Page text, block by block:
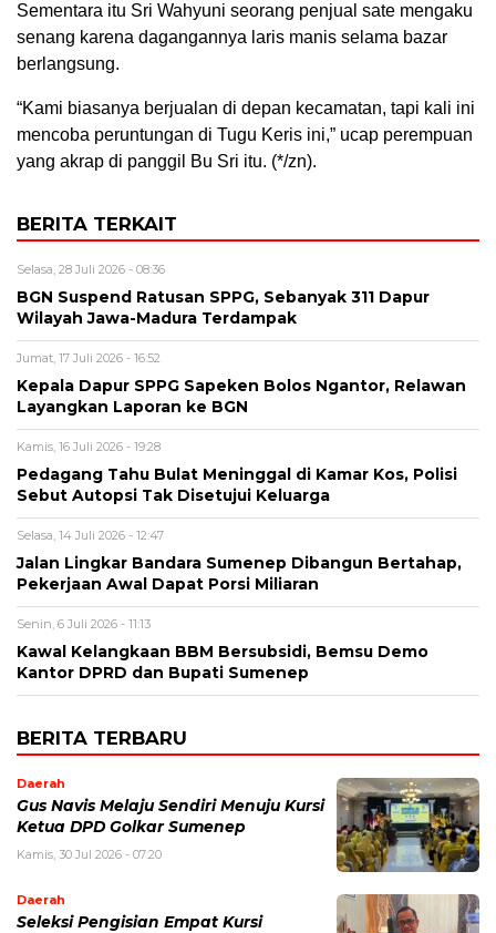
Sementara itu Sri Wahyuni seorang penjual sate mengaku
senang karena dagangannya laris manis selama bazar
berlangsung.
“Kami biasanya berjualan di depan kecamatan, tapi kali ini
mencoba peruntungan di Tugu Keris ini,” ucap perempuan
yang akrap di panggil Bu Sri itu. (*/zn).
BERITA TERKAIT
Selasa, 28 Juli 2026 - 08:36
BGN Suspend Ratusan SPPG, Sebanyak 311 Dapur
Wilayah Jawa-Madura Terdampak
Jumat, 17 Juli 2026 - 16:52
Kepala Dapur SPPG Sapeken Bolos Ngantor, Relawan
Layangkan Laporan ke BGN
Kamis, 16 Juli 2026 - 19:28
Pedagang Tahu Bulat Meninggal di Kamar Kos, Polisi
Sebut Autopsi Tak Disetujui Keluarga
Selasa, 14 Juli 2026 - 12:47
Jalan Lingkar Bandara Sumenep Dibangun Bertahap,
Pekerjaan Awal Dapat Porsi Miliaran
Senin, 6 Juli 2026 - 11:13
Kawal Kelangkaan BBM Bersubsidi, Bemsu Demo
Kantor DPRD dan Bupati Sumenep
BERITA TERBARU
Daerah
Gus Navis Melaju Sendiri Menuju Kursi
Ketua DPD Golkar Sumenep
Kamis, 30 Jul 2026 - 07:20
Daerah
Seleksi Pengisian Empat Kursi